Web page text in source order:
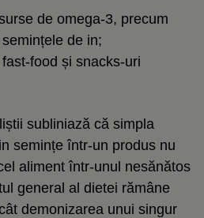
de omega-3, precum
de in;
food și snacks-uri
subliniază că simpla
semințe într-un produs nu
aliment într-unul nesănătos
general al dietei rămâne
demonizarea unui singur